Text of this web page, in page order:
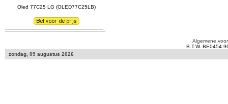
Oled 77C25 LG (OLED77C25LB)
Algemene
B.T.W.
zondag, 09 augustus 2026